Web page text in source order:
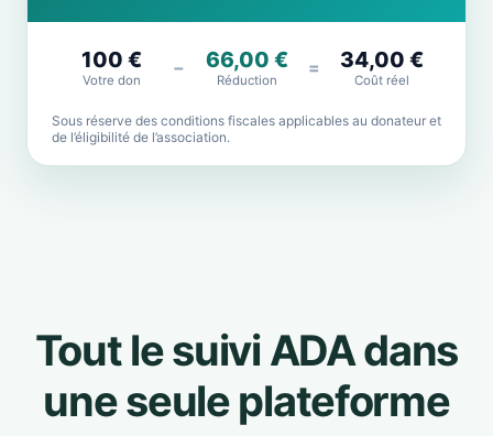
100 €
Votre don
− 66,00 €
Réduction
= 34,00 €
Coût réel
Sous réserve des conditions fiscales applicables au donateur et
de l’éligibilité de l’association.
Tout le suivi ADA dans
une seule plateforme